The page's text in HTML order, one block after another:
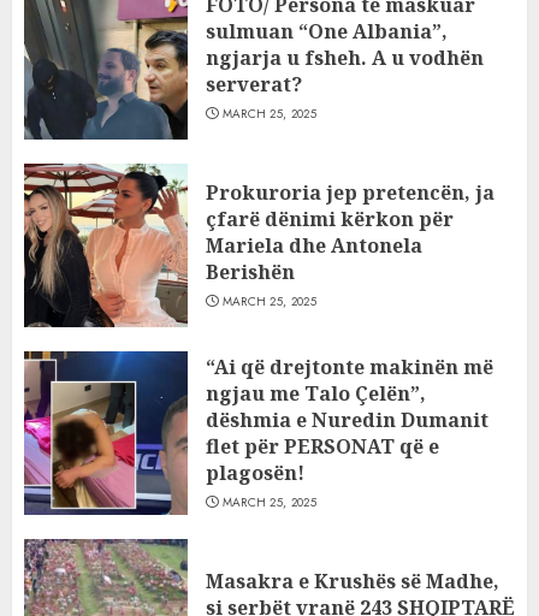
sulmuan “One Albania”,
ngjarja u fsheh. A u vodhën
serverat?
MARCH 25, 2025
Prokuroria jep pretencën, ja
çfarë dënimi kërkon për
Mariela dhe Antonela
Berishën
MARCH 25, 2025
“Ai që drejtonte makinën më
ngjau me Talo Çelën”,
dëshmia e Nuredin Dumanit
flet për PERSONAT që e
plagosën!
MARCH 25, 2025
Masakra e Krushës së Madhe,
si serbët vranë 243 SHQIPTARË